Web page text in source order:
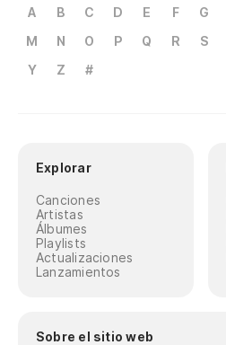
A B C D E F G
M
N O P Q R S
Y
Z #
Explorar
Canciones
Artistas
Álbumes
Playlists
Actualizaciones
Lanzamientos
Sobre el sitio web